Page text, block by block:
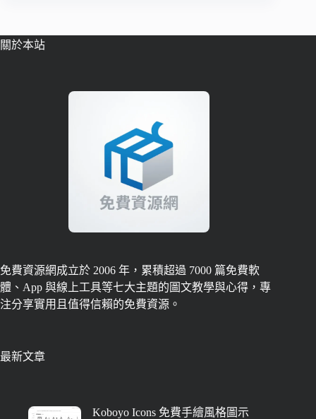
關於本站
免費資源網成立於 2006 年，累積超過 7000 篇免費軟
體、App 與線上工具等七大主題的圖文教學與心得，專
注分享實用且值得信賴的免費資源。
最新文章
Koboyo Icons 免費手繪風格圖示